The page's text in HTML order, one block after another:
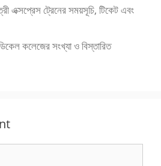
এক্সপ্রেস ট্রেনের সময়সূচি, টিকেট এবং
কলেজের সংখ্যা ও বিস্তারিত